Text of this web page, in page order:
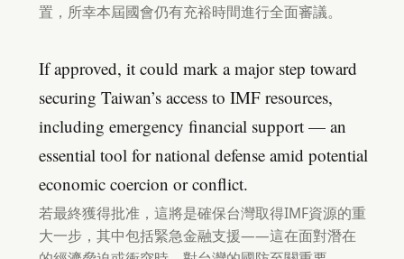
置，所幸本屆國會仍有充裕時間進行全面審議。
If approved, it could mark a major step toward
securing Taiwan’s access to IMF resources,
including emergency financial support — an
essential tool for national defense amid potential
economic coercion or conflict.
若最終獲得批准，這將是確保台灣取得IMF資源的重
大一步，其中包括緊急金融支援——這在面對潛在